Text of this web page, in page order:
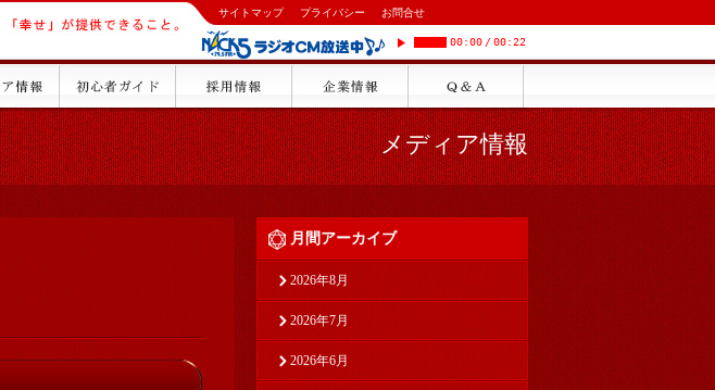
サイトマップ プライバシー お問合せ
00:00 / 00:22
メディア情報
月間アーカイブ
2026年8月
2026年7月
2026年6月